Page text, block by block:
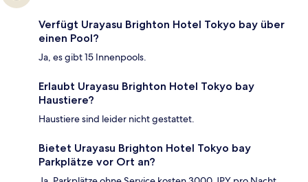
Verfügt Urayasu Brighton Hotel Tokyo bay über
einen Pool?
Ja, es gibt 15 Innenpools.
Erlaubt Urayasu Brighton Hotel Tokyo bay
Haustiere?
Haustiere sind leider nicht gestattet.
Bietet Urayasu Brighton Hotel Tokyo bay
Parkplätze vor Ort an?